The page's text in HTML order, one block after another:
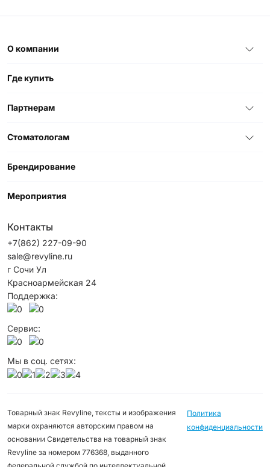
О компании
Где купить
Партнерам
Стоматологам
Брендирование
Мероприятия
Контакты
+7(862) 227-09-90
sale@revyline.ru
г Сочи Ул
Красноармейская 24
Поддержка:
Сервис:
Мы в соц. сетях:
Товарный знак Revyline, тексты и изображения
марки охраняются авторским правом на
основании Свидетельства на товарный знак
Revyline за номером 776368, выданного
Политика
конфиденциальности